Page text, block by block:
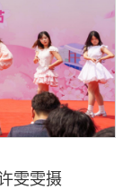
雯雯摄